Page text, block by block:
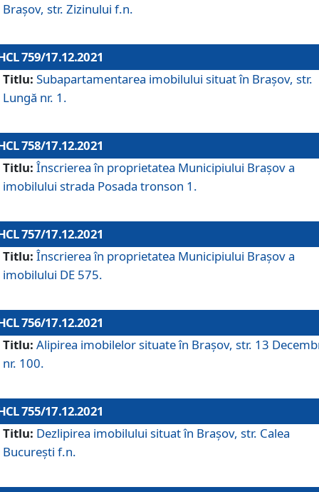
Brașov, str. Zizinului f.n.
759/17.12.2021
Titlu: Subapartamentarea imobilului situat în Brașov, str.
Lungă nr. 1.
758/17.12.2021
Titlu: Înscrierea în proprietatea Municipiului Brașov a
imobilului strada Posada tronson 1.
757/17.12.2021
Titlu: Înscrierea în proprietatea Municipiului Brașov a
imobilului DE 575.
756/17.12.2021
Titlu: Alipirea imobilelor situate în Brașov, str. 13
nr. 100.
755/17.12.2021
Titlu: Dezlipirea imobilului situat în Brașov, str. Calea
București f.n.